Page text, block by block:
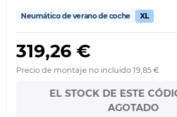
Neumático de verano de coche XL
319,26 €
Precio de montaje no incluido 19,85 €
EL STOCK DE ESTE
AGOTADO